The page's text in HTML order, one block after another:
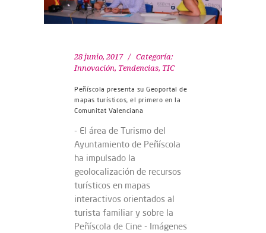
28 junio, 2017
Categoría:
Innovación, Tendencias, TIC
Peñíscola presenta su Geoportal de
mapas turísticos, el primero en la
Comunitat Valenciana
- El área de Turismo del
Ayuntamiento de Peñíscola
ha impulsado la
geolocalización de recursos
turísticos en mapas
interactivos orientados al
turista familiar y sobre la
Peñíscola de Cine - Imágenes